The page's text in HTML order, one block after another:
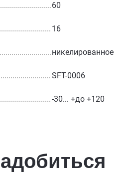
60
16
никелированное
SFT-0006
-30... +до +120